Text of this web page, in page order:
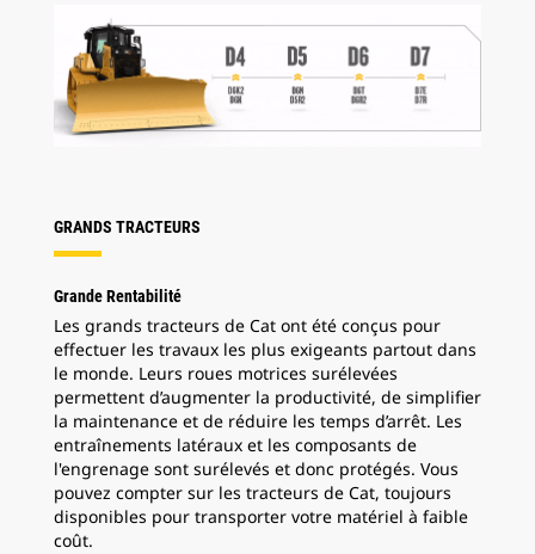
GRANDS TRACTEURS
Grande Rentabilité
Les grands tracteurs de Cat ont été conçus pour
effectuer les travaux les plus exigeants partout dans
le monde. Leurs roues motrices surélevées
permettent d’augmenter la productivité, de simplifier
la maintenance et de réduire les temps d’arrêt. Les
entraînements latéraux et les composants de
l'engrenage sont surélevés et donc protégés. Vous
pouvez compter sur les tracteurs de Cat, toujours
disponibles pour transporter votre matériel à faible
coût.